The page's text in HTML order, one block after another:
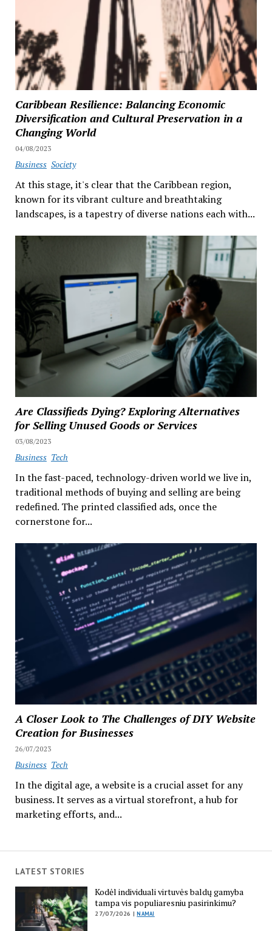
Caribbean Resilience: Balancing Economic
Diversification and Cultural Preservation in a
Changing World
04/08/2023
Business Society
At this stage, it's clear that the Caribbean region,
known for its vibrant culture and breathtaking
landscapes, is a tapestry of diverse nations each with...
Are Classifieds Dying? Exploring Alternatives
for Selling Unused Goods or Services
03/08/2023
Business Tech
In the fast-paced, technology-driven world we live in,
traditional methods of buying and selling are being
redefined. The printed classified ads, once the
cornerstone for...
A Closer Look to The Challenges of DIY Website
Creation for Businesses
26/07/2023
Business Tech
In the digital age, a website is a crucial asset for any
business. It serves as a virtual storefront, a hub for
marketing efforts, and...
LATEST STORIES
Kodėl individuali virtuvės baldų gamyba
tampa vis populiaresniu pasirinkimu?
27/07/2026 |NAMAI